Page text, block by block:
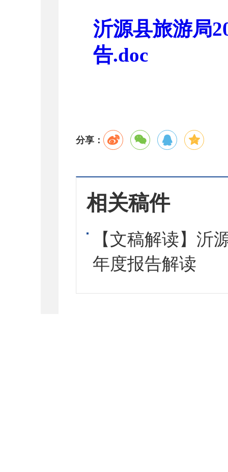
沂源县旅游局
告.doc
分享：
相关稿件
【文稿解读】沂
年度报告解读